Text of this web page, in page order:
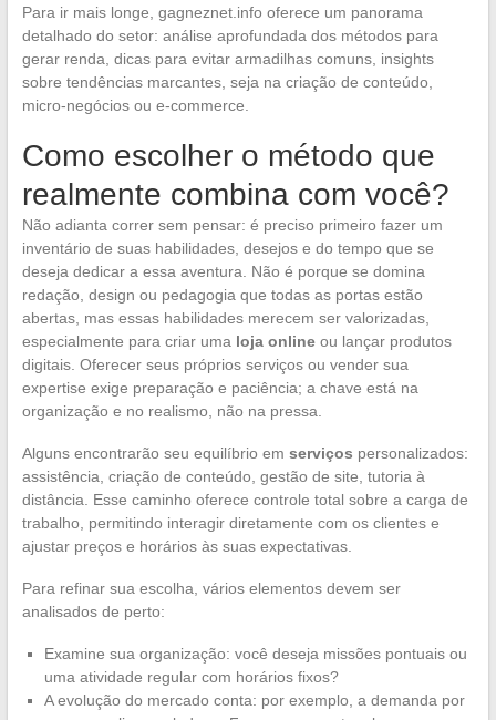
Para ir mais longe, gagneznet.info oferece um panorama
detalhado do setor: análise aprofundada dos métodos para
gerar renda, dicas para evitar armadilhas comuns, insights
sobre tendências marcantes, seja na criação de conteúdo,
micro-negócios ou e-commerce.
Como escolher o método que
realmente combina com você?
Não adianta correr sem pensar: é preciso primeiro fazer um
inventário de suas habilidades, desejos e do tempo que se
deseja dedicar a essa aventura. Não é porque se domina
redação, design ou pedagogia que todas as portas estão
abertas, mas essas habilidades merecem ser valorizadas,
especialmente para criar uma loja onlineou lançar produtos
digitais. Oferecer seus próprios serviços ou vender sua
expertise exige preparação e paciência; a chave está na
organização e no realismo, não na pressa.
Alguns encontrarão seu equilíbrio em serviços personalizados:
assistência, criação de conteúdo, gestão de site, tutoria à
distância. Esse caminho oferece controle total sobre a carga de
trabalho, permitindo interagir diretamente com os clientes e
ajustar preços e horários às suas expectativas.
Para refinar sua escolha, vários elementos devem ser
analisados de perto:
Examine sua organização: você deseja missões pontuais ou
uma atividade regular com horários fixos?
A evolução do mercado conta: por exemplo, a demanda por